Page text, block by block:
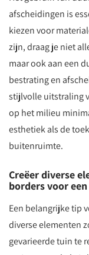
afscheidingen is
kiezen voor
zijn, draag je niet
maar ook aan een
bestrating en
stijlvolle uitstraling
op het milieu
esthetiek als de
buitenruimte.
Creëer diverse
borders voor
Een belangrijke tip
diverse elementen
gevarieerde tuin te